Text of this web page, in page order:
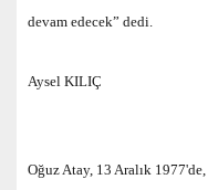
devam edecek” dedi.
Aysel KILIÇ
Oğuz Atay, 13 Aralık